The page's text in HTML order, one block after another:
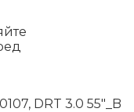
DRT 3.0 55"_B